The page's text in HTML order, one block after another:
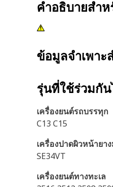
คำอธิบายสำ
ข้อมูลจำเพา
รุ่นที่ใช้ร่วมกั
เครื่องยนต์รถบรรทุก
C13 C15
เครื่องปาดผิวหน้ายา
SE34VT
เครื่องยนต์ทางทะเล